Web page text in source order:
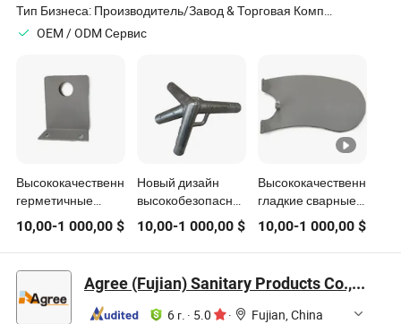
Тип Бизнеса:
Производитель/Завод & Торговая Компания
OEM / ODM Cервис
Высококачественные
герметичные
сварные
металлические
изделия для
санитарных
нержавеющих
труб
10,00-1 000,00 $
Новый дизайн
высокобезопасных
сварных
металлических
изделий для
нержавеющих
труб
10,00-1 000,00$
Высококачественные
гладкие сварные
металлические
изделия для
санитарных
труб
10,00-1 000,00$
Agree (Fujian) Sanitary Products Co., Ltd
6 г. · 5.0 ·
Fujian, China